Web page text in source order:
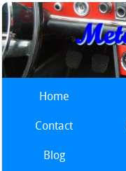
Home
Contact
Blog